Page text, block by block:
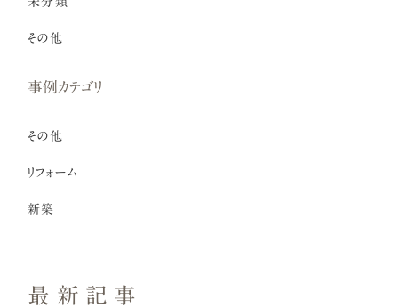
その他
事例カテゴリ
その他
リフォーム
新築
最新記事